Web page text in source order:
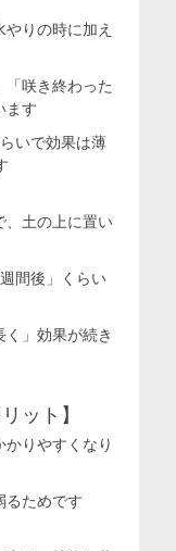
りの時に加え
咲き終わった
ます
いで効果は薄
、土の上に置い
間後」くらい
」効果が続き
ット】
りやすくなり
るためです